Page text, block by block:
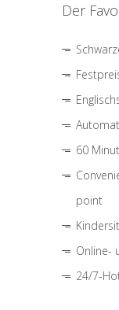
Der
60
point
Online-
24/7-